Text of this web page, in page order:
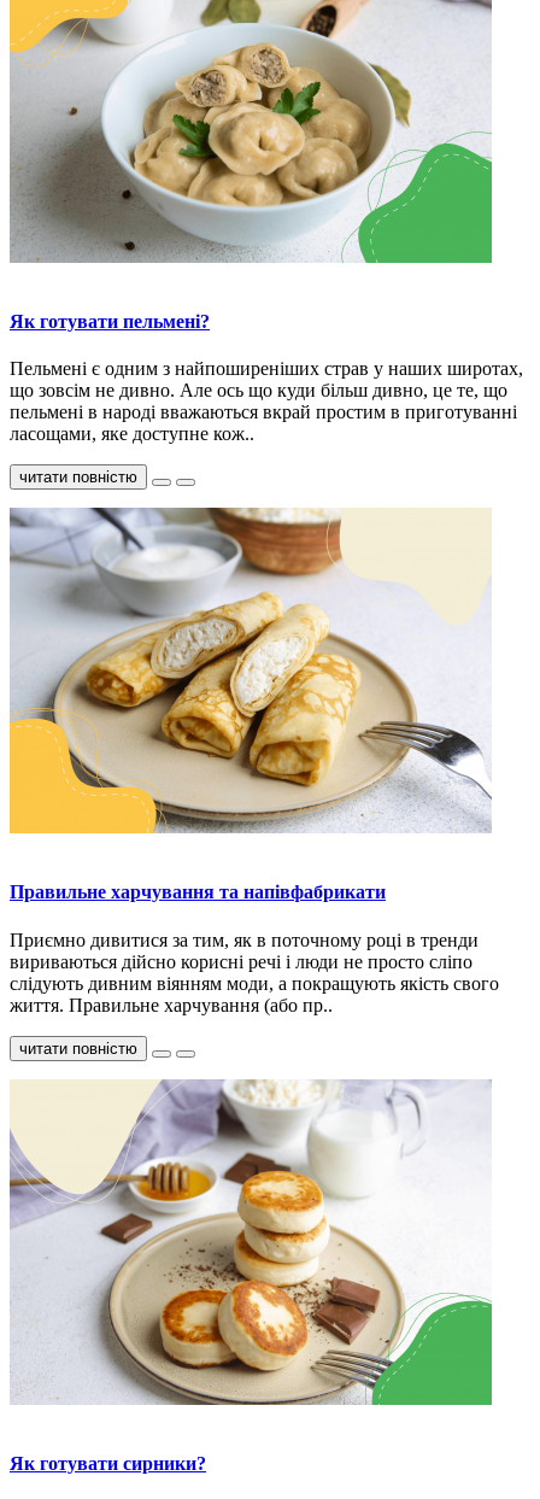
Як готувати пельмені?
Пельмені є одним з найпоширеніших страв у наших широтах,
що зовсім не дивно. Але ось що куди більш дивно, це те, що
пельмені в народі вважаються вкрай простим в приготуванні
ласощами, яке доступне кож..
читати повністю
Правильне харчування та напівфабрикати
Приємно дивитися за тим, як в поточному році в тренди
вириваються дійсно корисні речі і люди не просто сліпо
слідують дивним віянням моди, а покращують якість свого
життя. Правильне харчування (або пр..
читати повністю
Як готувати сирники?